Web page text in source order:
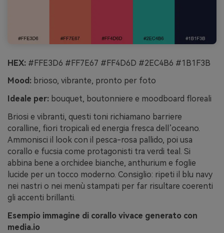
HEX: #FFE3D6 #FF7E67 #FF4D6D #2EC4B6 #1B1F3B
Mood: brioso, vibrante, pronto per foto
Ideale per: bouquet, boutonniere e moodboard floreali
Briosi e vibranti, questi toni richiamano barriere
coralline, fiori tropicali ed energia fresca dell’oceano.
Ammonisci il look con il pesca-rosa pallido, poi usa
corallo e fucsia come protagonisti tra verdi teal. Si
abbina bene a orchidee bianche, anthurium e foglie
lucide per un tocco moderno. Consiglio: ripeti il blu navy
nei nastri o nei menù stampati per far risultare coerenti
gli accenti brillanti.
Esempio immagine di corallo vivace generato con
media.io